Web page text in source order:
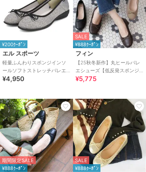
¥200ｸｰﾎﾟﾝ
エル スポーツ
軽量ふんわりスポンジインソ
ールソフトストレッチバレエ
シューズ ESP14501
¥4,950
SALE
¥888ｸｰﾎﾟﾝ
フィン
【25秋冬新作】丸ヒールバレ
エシューズ【低反発スポンジ
入り】
¥5,775
期間限定SALE
¥888ｸｰﾎﾟﾝ
SALE
¥888ｸｰﾎﾟﾝ